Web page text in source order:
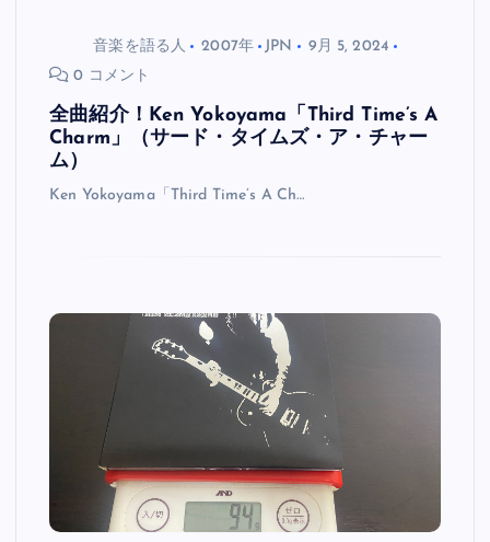
音楽を語る人 2007年 JPN
9月 5, 2024
0 コメント
全曲紹介！Ken Yokoyama「Third Time’s A
Charm」（サード・タイムズ・ア・チャー
ム）
Ken Yokoyama「Third Time’s A Ch…